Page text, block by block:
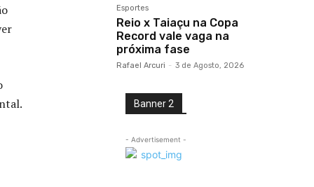
Esportes
Reio x Taiaçu na Copa
Record vale vaga na
próxima fase
Rafael Arcuri - 3 de Agosto, 2026
Banner 2
- Advertisement -